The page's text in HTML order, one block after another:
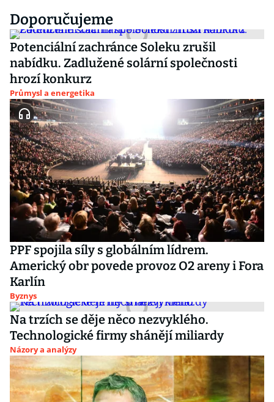
Doporučujeme
Potenciální zachránce Soleku zrušil
nabídku. Zadlužené solární společnosti
hrozí konkurz
Průmysl a energetika
PPF spojila síly s globálním lídrem.
Americký obr povede provoz O2 areny i Fora
Karlín
Byznys
Na trzích se děje něco nezvyklého.
Technologické firmy shánějí miliardy
Názory a analýzy